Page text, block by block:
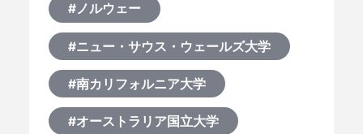
#ノルウェー
#ニュー・サウス・ウェールズ大学
#南カリフォルニア大学
#オーストラリア国立大学